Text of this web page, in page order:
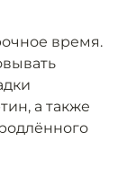
время.
а также